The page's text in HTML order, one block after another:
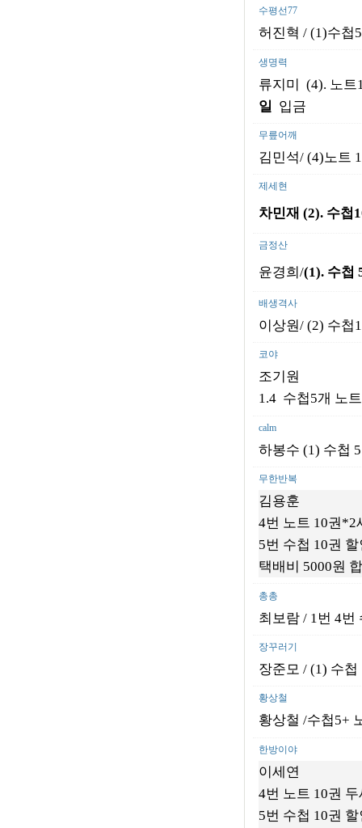
수평선77
허진혁 / (1)수첩
생명력
류지미 (4). 노
일 입금
무릎어깨
김민석/ (4)노트
제세현
차민재 (2). 수첩
금정산
윤경희/(1). 수첩
배생격사
이상원/(2) 수첩
코야
조기원
1.4 수첩5개 노
calm
하봉수 (1) 수첩
무한반복
김용훈
4번 노트 10권*2
5번 수첩 10권
택배비 5000원
총총
최보람 / 1번 4번
장꾸러기
장준모 / (1) 수첩
황상철
황상철 /수첩5+
한방이야
이세연
4번 노트 10권
5번 수첩 10권